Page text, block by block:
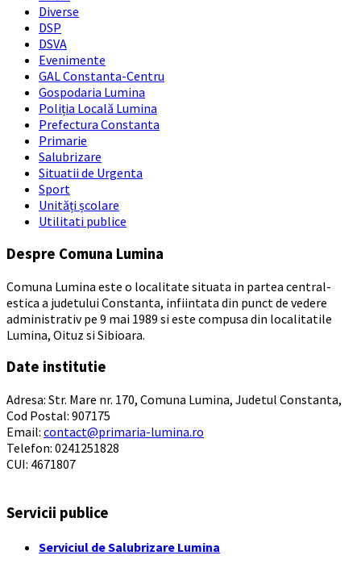
Diverse
DSP
DSVA
Evenimente
GAL Constanta-Centru
Gospodaria Lumina
Poliția Locală Lumina
Prefectura Constanta
Primarie
Salubrizare
Situatii de Urgenta
Sport
Unități școlare
Utilitati publice
Despre Comuna Lumina
Comuna Lumina este o localitate situata in partea central-
estica a judetului Constanta, infiintata din punct de vedere
administrativ pe 9 mai 1989 si este compusa din localitatile
Lumina, Oituz si Sibioara.
Date institutie
Adresa: Str. Mare nr. 170, Comuna Lumina, Judetul Constanta,
Cod Postal: 907175
Email: contact@primaria-lumina.ro
Telefon: 0241251828
CUI: 4671807
Servicii publice
Serviciul de Salubrizare Lumina